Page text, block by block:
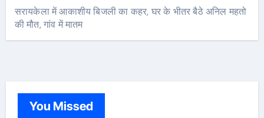
सरायकेला में आकाशीय बिजली का कहर, घर के भीतर बैठे अनिल महतो
की मौत, गांव में मातम
You Missed